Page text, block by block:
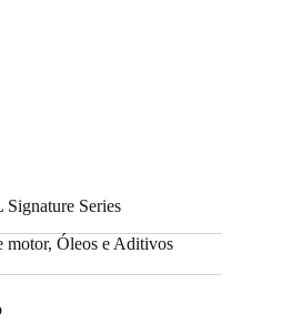
Series
motor, Óleos e Aditivos